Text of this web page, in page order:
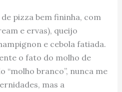
pizza bem fininha, com
e ervas), queijo
e cebola fatiada.
o fato do molho de
branco”, nunca me
mas a